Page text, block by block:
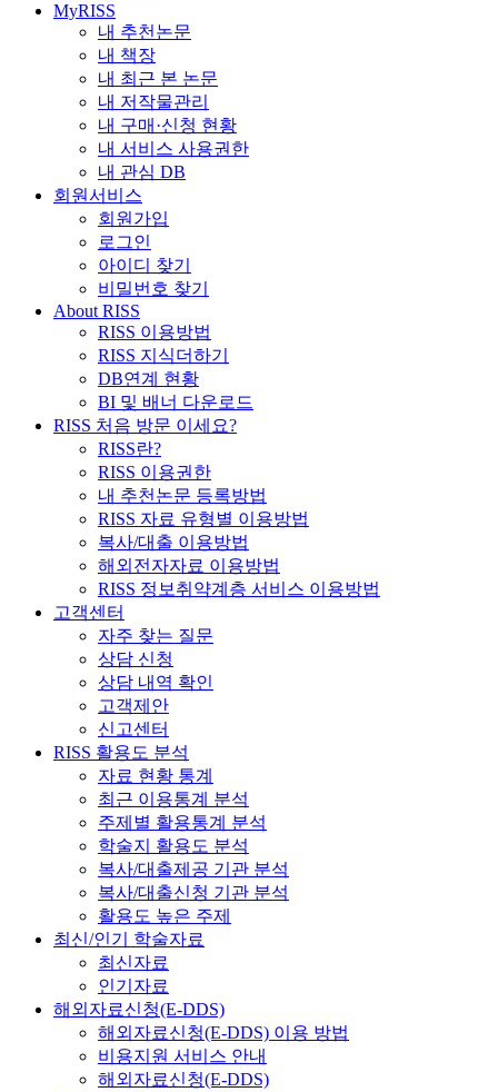
MyRISS
내 추천논문
내 책장
내 최근 본 논문
내 저작물관리
내 구매·신청 현황
내 서비스 사용권한
내 관심 DB
회원서비스
회원가입
로그인
아이디 찾기
비밀번호 찾기
About RISS
RISS 이용방법
RISS 지식더하기
DB연계 현황
BI 및 배너 다운로드
RISS 처음 방문 이세요?
RISS란?
RISS 이용권한
내 추천논문 등록방법
RISS 자료 유형별 이용방법
복사/대출 이용방법
해외전자자료 이용방법
RISS 정보취약계층 서비스 이용방법
고객센터
자주 찾는 질문
상담 신청
상담 내역 확인
고객제안
신고센터
RISS 활용도 분석
자료 현황 통계
최근 이용통계 분석
주제별 활용통계 분석
학술지 활용도 분석
복사/대출제공 기관 분석
복사/대출신청 기관 분석
활용도 높은 주제
최신/인기 학술자료
최신자료
인기자료
해외자료신청(E-DDS)
해외자료신청(E-DDS) 이용 방법
비용지원 서비스 안내
해외자료신청(E-DDS)